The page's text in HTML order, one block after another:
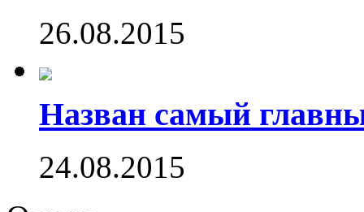
26.08.2015
Назван самый
24.08.2015